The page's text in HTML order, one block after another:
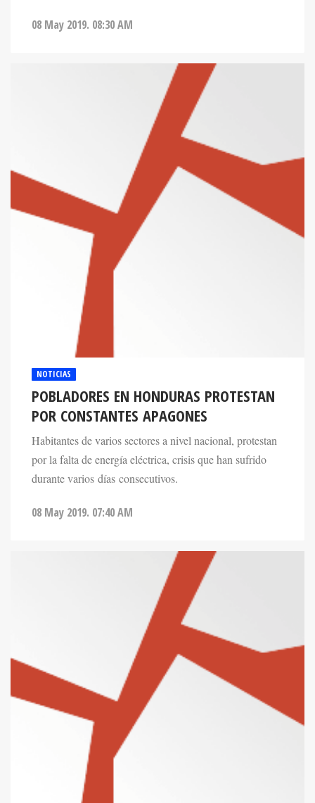
08 May 2019. 08:30 AM
NOTICIAS
POBLADORES EN HONDURAS PROTESTAN
POR CONSTANTES APAGONES
Habitantes de varios sectores a nivel nacional, protestan
por la falta de energía eléctrica, crisis que han sufrido
durante varios días consecutivos.
08 May 2019. 07:40 AM